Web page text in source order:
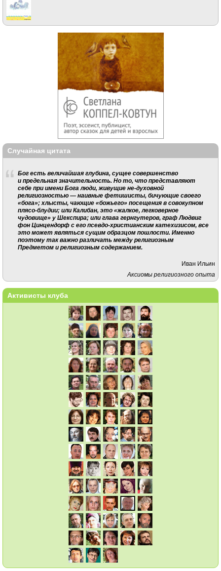
Случайная цитата
Бог есть величайшая глубина, сущее совершенство
и предельная значительность. Но то, что представляют
себе при имени Бога люди, живущие не-духовной
религиозностью — наивные фетишисты, бичующие своего
«бога»; хлысты, чающие «божьего» посещения в совокупном
плясо-блудии; или Калибан, это «жалкое, легковерное
чудовище» у Шекспира; или глава гернгутеров, граф Людвиг
фон Цинцендорф с его псевдо-христианским катехизисом, все
это может являться сущим образцом пошлости. Именно
поэтому так важно различать между религиозным
Предметом и религиозным содержанием.
Иван Ильин
Аксиомы религиозного опыта
Активисты клуба